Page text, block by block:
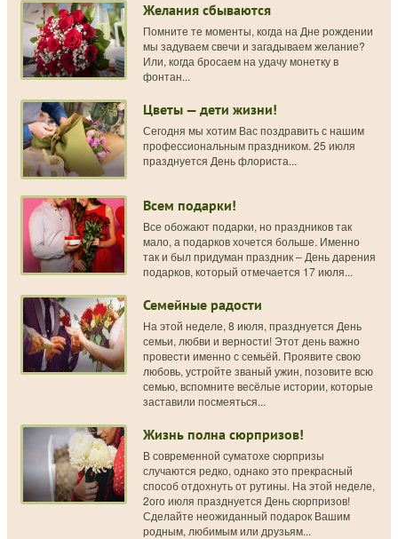
Желания сбываются
Помните те моменты, когда на Дне рождении
мы задуваем свечи и загадываем желание?
Или, когда бросаем на удачу монетку в
фонтан...
Цветы — дети жизни!
Сегодня мы хотим Вас поздравить с нашим
профессиональным праздником. 25 июля
празднуется День флориста...
Всем подарки!
Все обожают подарки, но праздников так
мало, а подарков хочется больше. Именно
так и был придуман праздник – День дарения
подарков, который отмечается 17 июля...
Семейные радости
На этой неделе, 8 июля, празднуется День
семьи, любви и верности! Этот день важно
провести именно с семьёй. Проявите свою
любовь, устройте званый ужин, позовите всю
семью, вспомните весёлые истории, которые
заставили посмеяться...
Жизнь полна сюрпризов!
В современной суматохе сюрпризы
случаются редко, однако это прекрасный
способ отдохнуть от рутины. На этой неделе,
2ого июля празднуется День сюрпризов!
Сделайте неожиданный подарок Вашим
родным, любимым или друзьям...